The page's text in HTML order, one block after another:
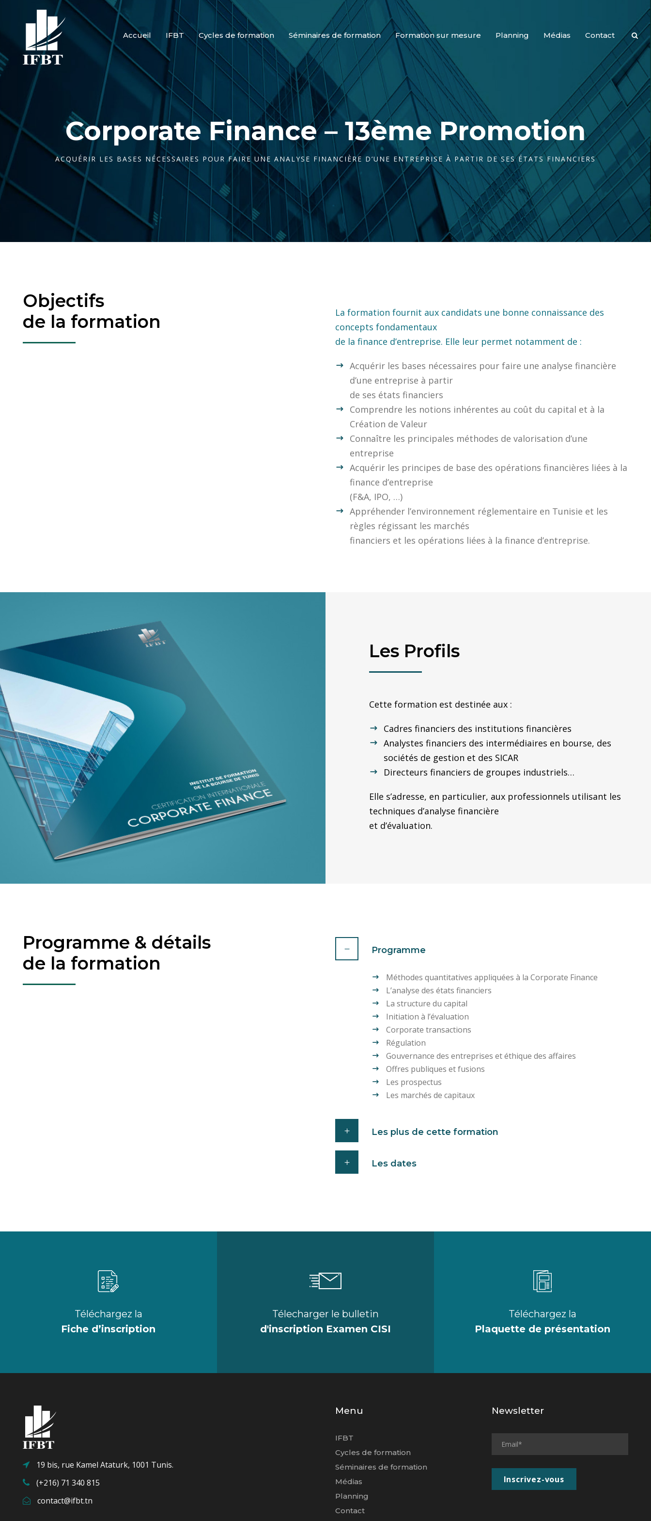
Accueil IFBT Cycles de formation Séminaires de formation Formation sur mesure Planning Médias Contact
Corporate Finance – 13ème Promotion
ACQUÉRIR LES BASES NÉCESSAIRES POUR FAIRE UNE ANALYSE FINANCIÈRE D’UNE ENTREPRISE À PARTIR DE SES ÉTATS FINANCIERS
Objectifs
de la formation
La formation fournit aux candidats une bonne connaissance des
concepts fondamentaux
de la finance d’entreprise. Elle leur permet notamment de :
Acquérir les bases nécessaires pour faire une analyse financière
d’une entreprise à partir
de ses états financiers
Comprendre les notions inhérentes au coût du capital et à la
Création de Valeur
Connaître les principales méthodes de valorisation d’une
entreprise
Acquérir les principes de base des opérations financières liées à la
finance d’entreprise
(F&A, IPO, …)
Appréhender l’environnement réglementaire en Tunisie et les
règles régissant les marchés
financiers et les opérations liées à la finance d’entreprise.
Les Profils
Cette formation est destinée aux :
Cadres financiers des institutions financières
Analystes financiers des intermédiaires en bourse, des
sociétés de gestion et des SICAR
Directeurs financiers de groupes industriels…
Elle s’adresse, en particulier, aux professionnels utilisant les
techniques d’analyse financière
et d’évaluation.
Programme & détails
de la formation
Programme
Méthodes quantitatives appliquées à la Corporate Finance
L’analyse des états financiers
La structure du capital
Initiation à l’évaluation
Corporate transactions
Régulation
Gouvernance des entreprises et éthique des affaires
Offres publiques et fusions
Les prospectus
Les marchés de capitaux
Les plus de cette formation
Les dates
Téléchargez la
Fiche d’inscription
Télecharger le bulletin
d'inscription Examen CISI
Téléchargez la
Plaquette de présentation
19 bis, rue Kamel Ataturk, 1001 Tunis.
(+216) 71 340 815
contact@ifbt.tn
Menu
IFBT
Cycles de formation
Séminaires de formation
Médias
Planning
Contact
Newsletter